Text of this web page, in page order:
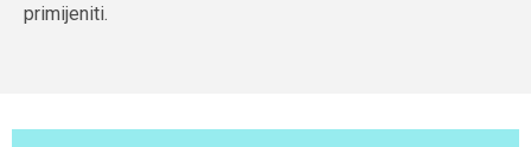
primijeniti.